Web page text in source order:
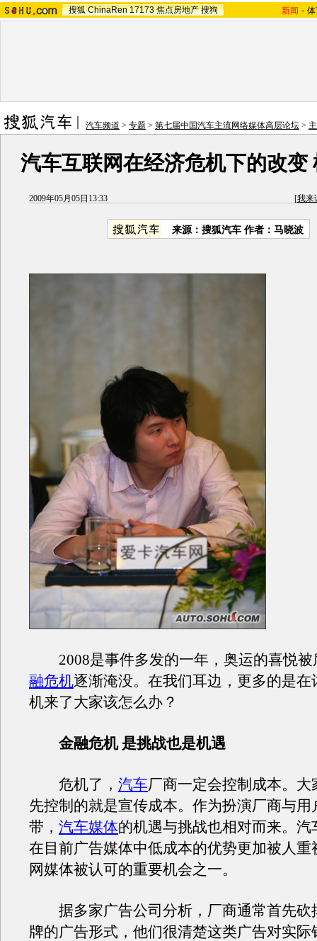
搜狐 ChinaRen 17173 焦点房地产 搜狗 新闻 -
汽车频道 > 专题 > 第七届中国汽车主流网络媒体高层论坛 >
汽车互联网在经济危机下的改变
2009年05月05日13:33 [我来
来源： 搜狐汽车 作者：马晓波
2008是事件多发的一年，奥运的喜悦被
融危机逐渐淹没。在我们耳边，更多的是在
机来了大家该怎么办？
金融危机 是挑战也是机遇
危机了， 汽车厂商一定会控制成本。大
先控制的就是宣传成本。作为扮演厂商与用
带， 汽车媒体的机遇与挑战也相对而来。汽
在目前广告媒体中低成本的优势更加被人重
网媒体被认可的重要机会之一。
据多家广告公司分析，厂商通常首先砍
牌的广告形式，他们很清楚这类广告对实际